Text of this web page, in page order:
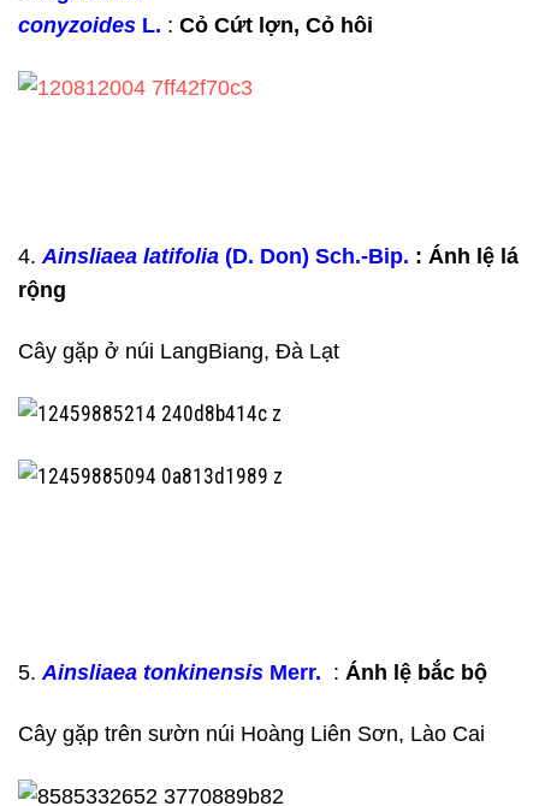
conyzoides L. : Cỏ Cứt lợn, Cỏ hôi
4. Ainsliaea latifolia (D. Don) Sch.-Bip. : Ánh lệ lá
rộng
Cây gặp ở núi LangBiang, Đà Lạt
5. Ainsliaea tonkinensis Merr. : Ánh lệ bắc bộ
Cây gặp trên sườn núi Hoàng Liên Sơn, Lào Cai